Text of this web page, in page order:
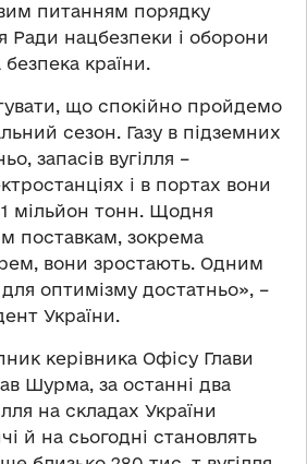
питанням порядку
Ради нацбезпеки і оборони
країни.
що спокійно пройдемо
сезон. Газу в підземних
запасів вугілля –
і в портах вони
мільйон тонн. Щодня
поставкам, зокрема
вони зростають. Одним
оптимізму достатньо», –
України.
керівника Офісу Глави
Шурма, за останні два
на складах України
й на сьогодні становлять